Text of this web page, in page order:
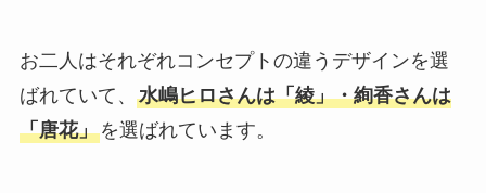
お二人はそれぞれコンセプトの違うデザインを選
ばれていて、 水嶋ヒロさんは「綾」・絢香さんは
「唐花」を選ばれています。